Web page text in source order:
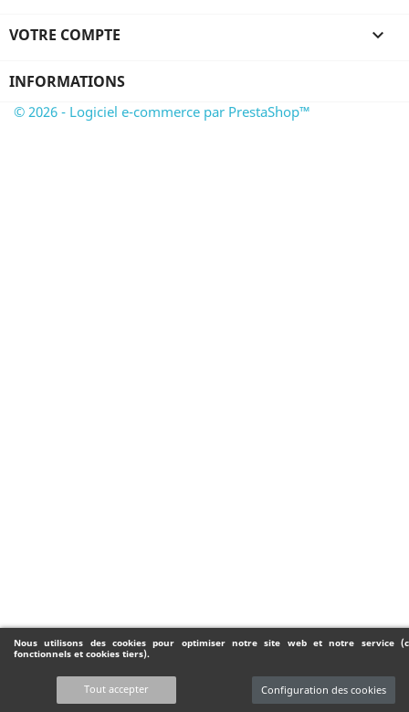
Nous utilisons des cookies pour optimiser notre site web et notre service
fonctionnels et cookies tiers).
Tout accepter Configuration des cookies
VOTRE COMPTE 
INFORMATIONS
© 2026 - Logiciel e-commerce par PrestaShop™